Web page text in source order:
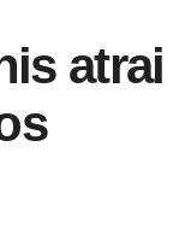
atrai